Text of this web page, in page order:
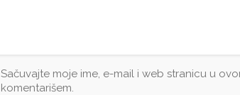
Sačuvajte moje ime, e-mail i web stranicu u
komentarišem.